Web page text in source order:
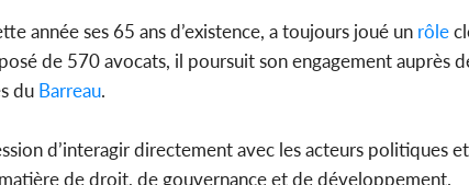
année ses 65 ans d’existence, a toujours joué un rôle
de 570 avocats, il poursuit son engagement auprès
du Barreau.
d’interagir directement avec les acteurs politiques
de droit, de gouvernance et de développement.